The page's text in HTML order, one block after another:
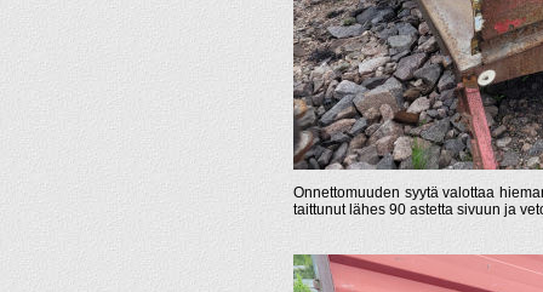
Onnettomuuden syytä valottaa
taittunut lähes 90 astetta sivuun ja